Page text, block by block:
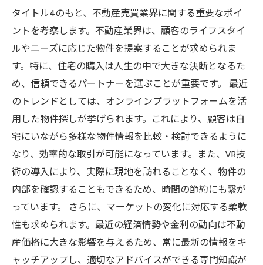
タイトル4のもと、不動産売買業界に関する重要なポイ
ントを考察します。不動産業界は、顧客のライフスタイ
ルやニーズに応じた物件を提案することが求められま
す。特に、住宅の購入は人生の中で大きな決断となるた
め、信頼できるパートナーを選ぶことが重要です。 最近
のトレンドとしては、オンラインプラットフォームを活
用した物件探しが挙げられます。これにより、顧客は自
宅にいながら多様な物件情報を比較・検討できるように
なり、効率的な取引が可能になっています。また、VR技
術の導入により、実際に現地を訪れることなく、物件の
内部を確認することもできるため、時間の節約にも繋が
っています。 さらに、マーケットの変化に対応する柔軟
性も求められます。最近の経済情勢や金利の動向は不動
産価格に大きな影響を与えるため、常に最新の情報をキ
ャッチアップし、適切なアドバイスができる専門知識が